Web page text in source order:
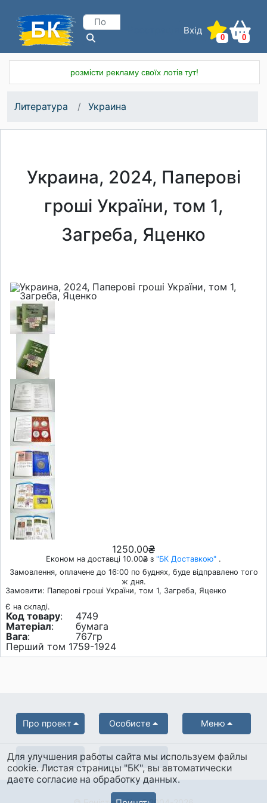
Вхід
0 0
розмісти рекламу своїх лотів тут!
Литература Украина
Украина, 2024, Паперові
гроші України, том 1,
Загреба, Яценко
1250.00
Економ на доставці 10.00 з "БК Доставкою" .
Замовлення, оплачене до 16:00 по буднях, буде відправлено того
ж дня.
Замовити: Паперові гроші України, том 1, Загреба, Яценко
Є на складі.
Код товару:
4749
Матеріал:
бумага
Вага:
767гр
Перший том 1759-1924
Про проект Особисте Меню
Партнерам Українська
Для улучшения работы сайта мы используем файлы
cookie. Листая страницы "БК", вы автоматически
даете согласие на обработку данных.